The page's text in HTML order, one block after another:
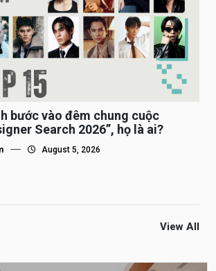
bước vào đêm chung cuộc
Search 2026”, họ là ai?
August 5, 2026
View All